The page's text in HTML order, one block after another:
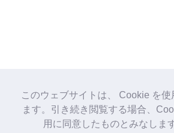
このウェブサイトは、 Cookie を使
ます。引き続き閲覧する場合、
用に同意したものとみなします